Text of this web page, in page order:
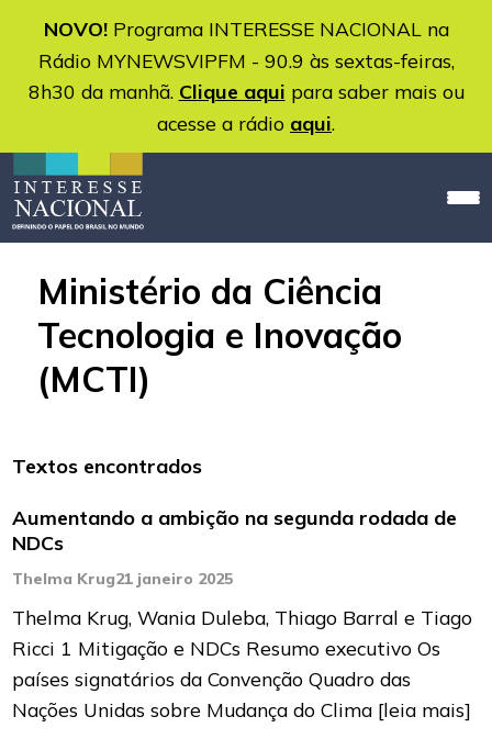
NOVO!Programa INTERESSE NACIONAL na
Rádio MYNEWSVIPFM - 90.9 às sextas-feiras,
8h30 da manhã. Clique aqui para saber mais ou
acesse a rádio aqui.
Ministério da Ciência
Tecnologia e Inovação
(MCTI)
Textos encontrados
Aumentando a ambição na segunda rodada de
NDCs
Thelma Krug21 janeiro 2025
Thelma Krug, Wania Duleba, Thiago Barral e Tiago
Ricci 1 Mitigação e NDCs Resumo executivo Os
países signatários da Convenção Quadro das
Nações Unidas sobre Mudança do Clima [leia mais]